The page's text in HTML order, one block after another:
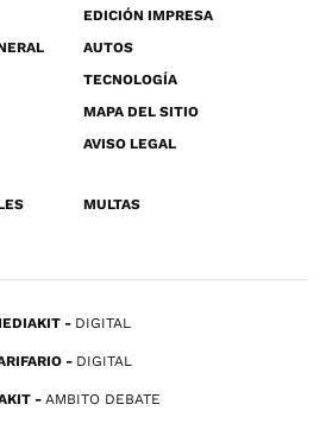
EDICIÓN IMPRESA
AUTOS
TECNOLOGÍA
MAPA DEL SITIO
AVISO LEGAL
MULTAS
DIGITAL
DIGITAL
AMBITO DEBATE